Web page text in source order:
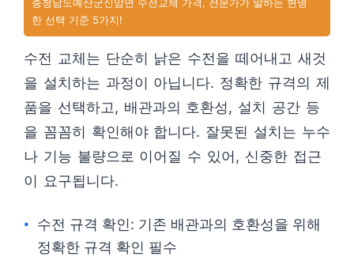
충청남도예산군신암면 수전교체 가격, 전문가가 말하는 현명
한 선택 기준 5가지!
수전 교체는 단순히 낡은 수전을 떼어내고 새것
을 설치하는 과정이 아닙니다. 정확한 규격의 제
품을 선택하고, 배관과의 호환성, 설치 공간 등
을 꼼꼼히 확인해야 합니다. 잘못된 설치는 누수
나 기능 불량으로 이어질 수 있어, 신중한 접근
이 요구됩니다.
수전 규격 확인: 기존 배관과의 호환성을 위해
정확한 규격 확인 필수